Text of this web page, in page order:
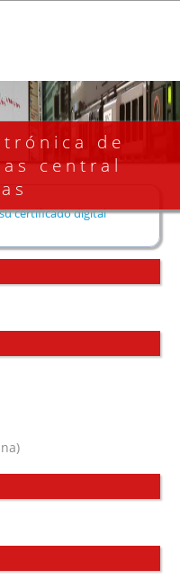
de
central
certificado digital